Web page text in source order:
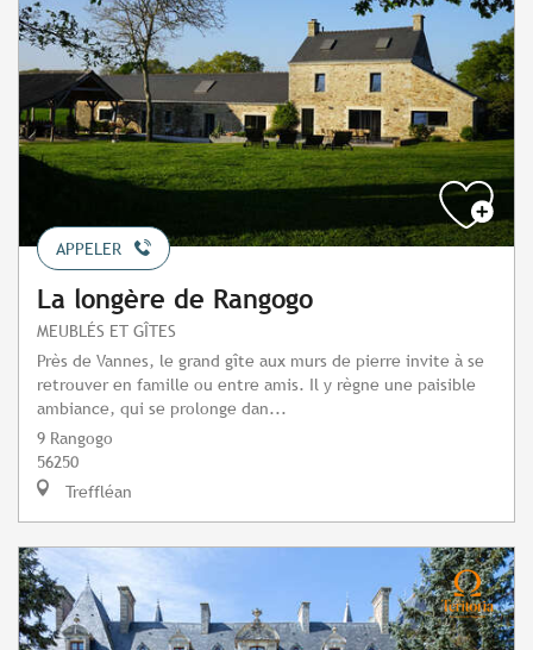
APPELER
La longère de Rangogo
MEUBLÉS ET GÎTES
Près de Vannes, le grand gîte aux murs de pierre invite à se
retrouver en famille ou entre amis. Il y règne une paisible
ambiance, qui se prolonge dan...
9 Rangogo
56250
Treffléan